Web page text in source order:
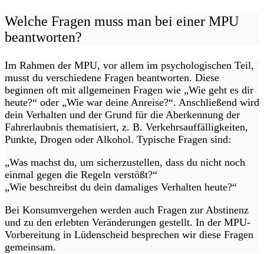
Welche Fragen muss man bei einer MPU
beantworten?
Im Rahmen der MPU, vor allem im psychologischen Teil,
musst du verschiedene Fragen beantworten. Diese
beginnen oft mit allgemeinen Fragen wie „Wie geht es dir
heute?“ oder „Wie war deine Anreise?“. Anschließend wird
dein Verhalten und der Grund für die Aberkennung der
Fahrerlaubnis thematisiert, z. B. Verkehrsauffälligkeiten,
Punkte, Drogen oder Alkohol. Typische Fragen sind:
„Was machst du, um sicherzustellen, dass du nicht noch
einmal gegen die Regeln verstößt?“
„Wie beschreibst du dein damaliges Verhalten heute?“
Bei Konsumvergehen werden auch Fragen zur Abstinenz
und zu den erlebten Veränderungen gestellt. In der MPU-
Vorbereitung in Lüdenscheid besprechen wir diese Fragen
gemeinsam.